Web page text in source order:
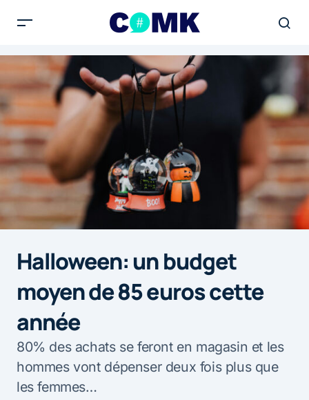
Halloween: un budget
moyen de 85 euros cette
année
80% des achats se feront en magasin et les
hommes vont dépenser deux fois plus que
les femmes…